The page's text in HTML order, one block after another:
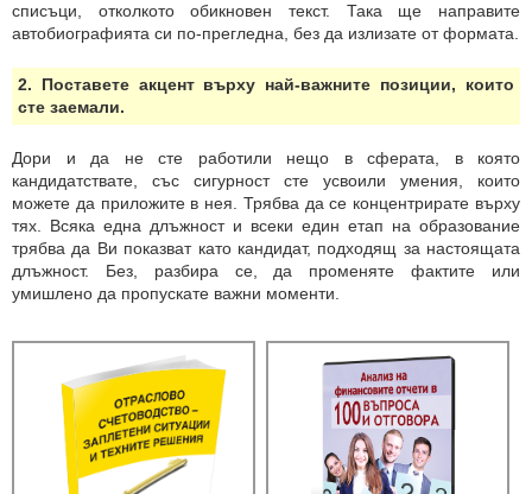
списъци, отколкото обикновен текст. Така ще направите
автобиографията си по-прегледна, без да излизате от формата.
2. Поставете акцент върху най-важните позиции, които
сте заемали.
Дори и да не сте работили нещо в сферата, в която
кандидатствате, със сигурност сте усвоили умения, които
можете да приложите в нея. Трябва да се концентрирате върху
тях. Всяка една длъжност и всеки един етап на образование
трябва да Ви показват като кандидат, подходящ за настоящата
длъжност. Без, разбира се, да променяте фактите или
умишлено да пропускате важни моменти.